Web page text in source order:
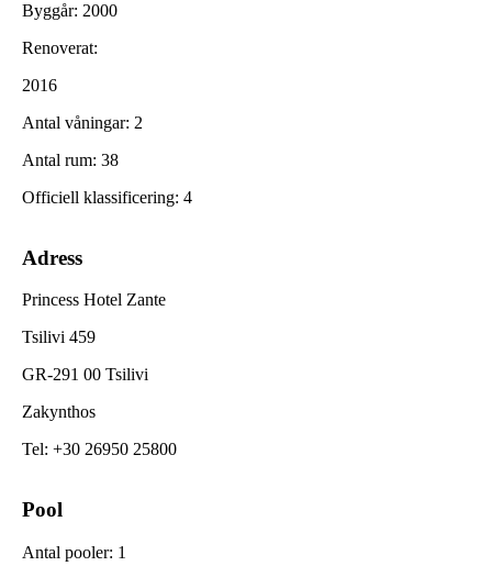
Byggår: 2000
Renoverat:
2016
Antal våningar: 2
Antal rum: 38
Officiell klassificering: 4
Adress
Princess Hotel Zante
Tsilivi 459
GR-291 00 Tsilivi
Zakynthos
Tel: +30 26950 25800
Pool
Antal pooler: 1